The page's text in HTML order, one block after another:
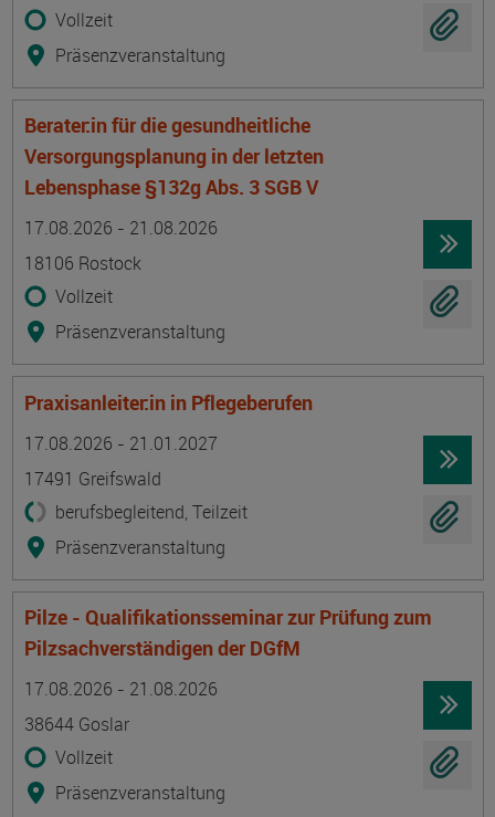
Vollzeit
Präsenzveranstaltung
Berater:in für die gesundheitliche
Versorgungsplanung in der letzten
Lebensphase §132g Abs. 3 SGB V
17.08.2026 - 21.08.2026
18106 Rostock
Vollzeit
Präsenzveranstaltung
Praxisanleiter:in in Pflegeberufen
17.08.2026 - 21.01.2027
17491 Greifswald
berufsbegleitend, Teilzeit
Präsenzveranstaltung
Pilze - Qualifikationsseminar zur Prüfung zum
Pilzsachverständigen der DGfM
17.08.2026 - 21.08.2026
38644 Goslar
Vollzeit
Präsenzveranstaltung